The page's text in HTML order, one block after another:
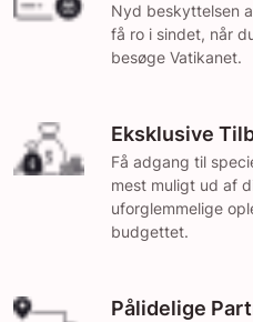
Nyd beskyttelsen
få ro i sindet, når
besøge Vatikanet.
Eksklusive
Få adgang til
mest muligt ud af
uforglemmelige
budgettet.
Pålidelige